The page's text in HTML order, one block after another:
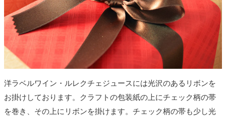
洋ラベルワイン・ルレクチェジュースには光沢のあるリボンを
お掛けしております。クラフトの包装紙の上にチェック柄の帯
を巻き、その上にリボンを掛けます。チェック柄の帯も少し光